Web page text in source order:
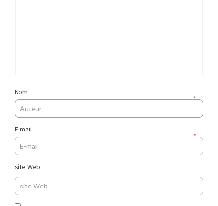
Nom
*
E-mail
*
site Web